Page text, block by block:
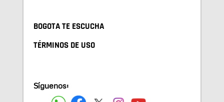
BOGOTA TE ESCUCHA
TÉRMINOS DE USO
Síguenos: